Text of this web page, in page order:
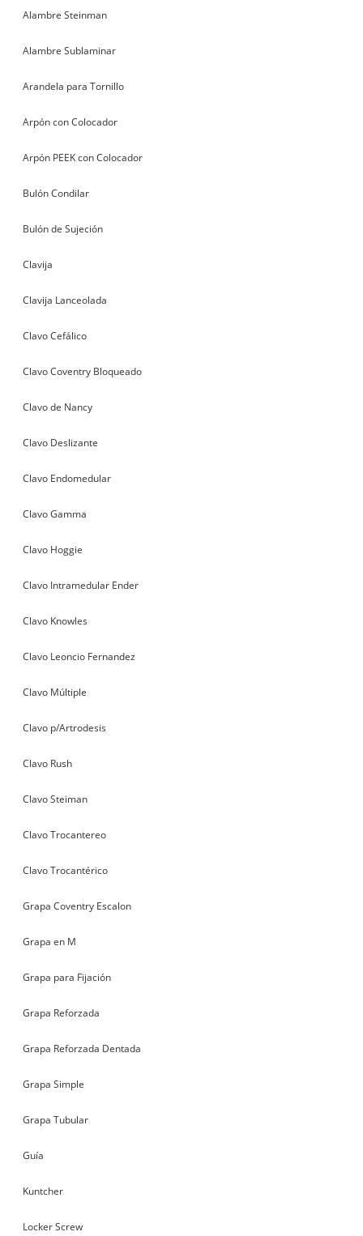
Alambre Steinman
Alambre Sublaminar
Arandela para Tornillo
Arpón con Colocador
Arpón PEEK con Colocador
Bulón Condilar
Bulón de Sujeción
Clavija
Clavija Lanceolada
Clavo Cefálico
Clavo Coventry Bloqueado
Clavo de Nancy
Clavo Deslizante
Clavo Endomedular
Clavo Gamma
Clavo Hoggie
Clavo Intramedular Ender
Clavo Knowles
Clavo Leoncio Fernandez
Clavo Múltiple
Clavo p/Artrodesis
Clavo Rush
Clavo Steiman
Clavo Trocantereo
Clavo Trocantérico
Grapa Coventry Escalon
Grapa en M
Grapa para Fijación
Grapa Reforzada
Grapa Reforzada Dentada
Grapa Simple
Grapa Tubular
Guía
Kuntcher
Locker Screw